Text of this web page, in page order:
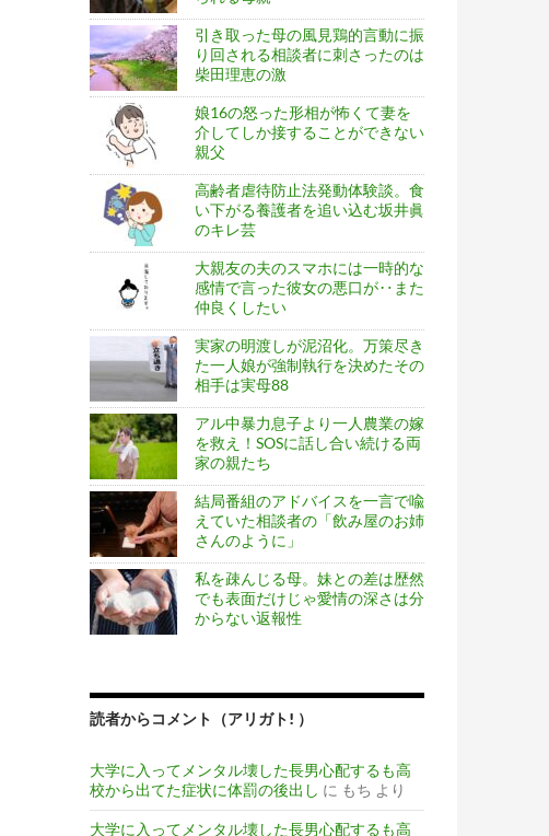
引き取った母の風見鶏的言動に振
り回される相談者に刺さったのは
柴田理恵の激
娘16の怒った形相が怖くて妻を
介してしか接することができない
親父
高齢者虐待防止法発動体験談。食
い下がる養護者を追い込む坂井眞
のキレ芸
大親友の夫のスマホには一時的な
感情で言った彼女の悪口が‥また
仲良くしたい
実家の明渡しが泥沼化。万策尽き
た一人娘が強制執行を決めたその
相手は実母88
アル中暴力息子より一人農業の嫁
を救え！SOSに話し合い続ける両
家の親たち
結局番組のアドバイスを一言で喩
えていた相談者の「飲み屋のお姉
さんのように」
私を疎んじる母。妹との差は歴然
でも表面だけじゃ愛情の深さは分
からない返報性
読者からコメント（アリガト! ）
大学に入ってメンタル壊した長男心配するも高
校から出てた症状に体罰の後出し に もち より
大学に入ってメンタル壊した長男心配するも高